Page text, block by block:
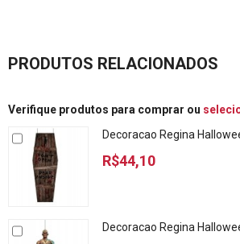
PRODUTOS RELACIONADOS
Verifique produtos para comprar ou
Decoracao Regina
R$44,10
Decoracao Regina